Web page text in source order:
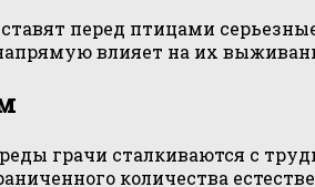
перед птицами
влияет на их
грачи сталкиваются с
количества